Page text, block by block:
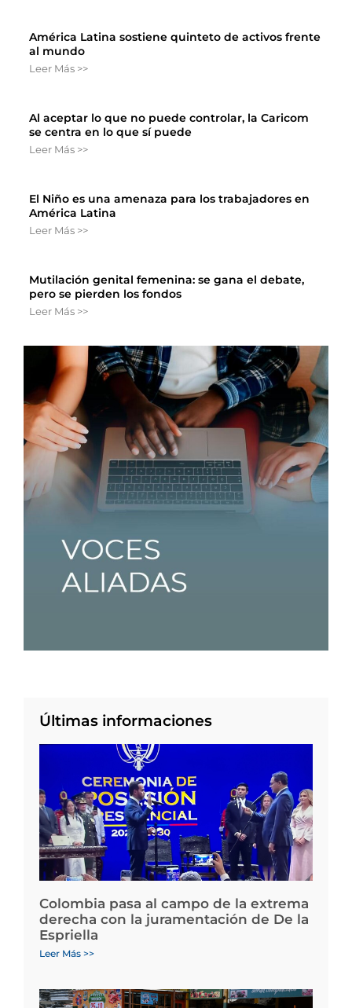
América Latina sostiene quinteto de activos frente
al mundo
Leer Más >>
Al aceptar lo que no puede controlar, la Caricom
se centra en lo que sí puede
Leer Más >>
El Niño es una amenaza para los trabajadores en
América Latina
Leer Más >>
Mutilación genital femenina: se gana el debate,
pero se pierden los fondos
Leer Más >>
Últimas informaciones
Colombia pasa al campo de la extrema
derecha con la juramentación de De la
Espriella
Leer Más >>